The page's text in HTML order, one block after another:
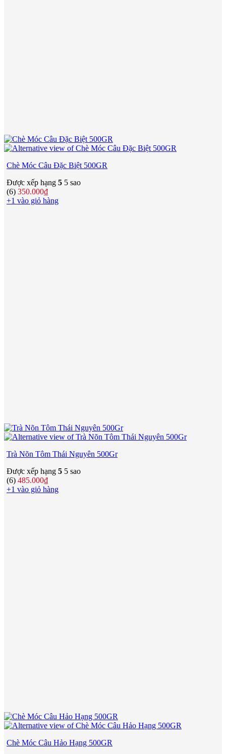
Chè Móc Câu Đặc Biệt 500GR
Được xếp hạng 5 5 sao
(6) 350.000₫
+1 vào giỏ hàng
Trà Nõn Tôm Thái Nguyên 500Gr
Được xếp hạng 5 5 sao
(6) 485.000₫
+1 vào giỏ hàng
Chè Móc Câu Hảo Hạng 500GR